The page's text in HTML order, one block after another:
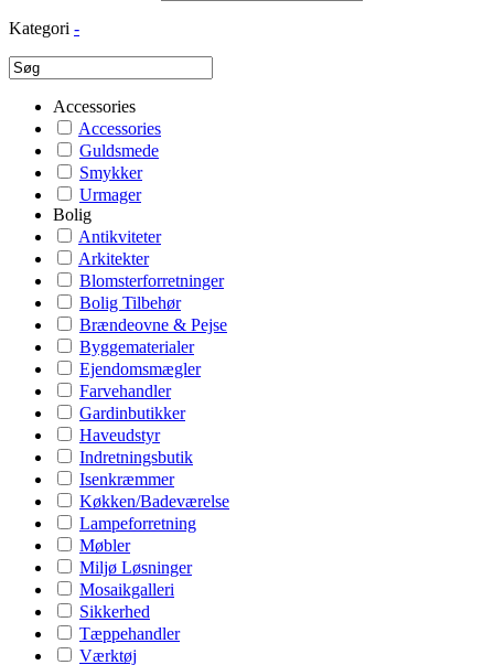
Kategori -
Accessories
Accessories
Guldsmede
Smykker
Urmager
Bolig
Antikviteter
Arkitekter
Blomsterforretninger
Bolig Tilbehør
Brændeovne & Pejse
Byggematerialer
Ejendomsmægler
Farvehandler
Gardinbutikker
Haveudstyr
Indretningsbutik
Isenkræmmer
Køkken/Badeværelse
Lampeforretning
Møbler
Miljø Løsninger
Mosaikgalleri
Sikkerhed
Tæppehandler
Værktøj